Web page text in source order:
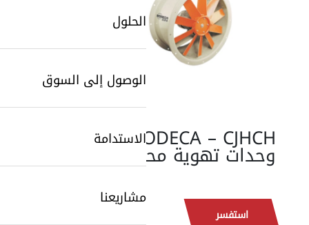
الحلول
الوصول إلى السوق
الاستدامة
مشاريعنا
SODECA – CJHCH:
وحدات تهوية محورية
استفسر